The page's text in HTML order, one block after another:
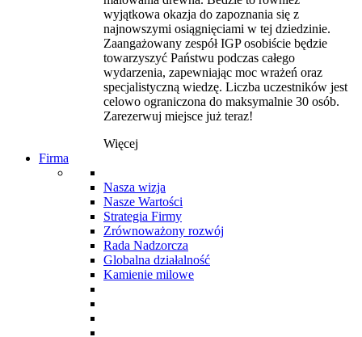
wyjątkowa okazja do zapoznania się z
najnowszymi osiągnięciami w tej dziedzinie.
Zaangażowany zespół IGP osobiście będzie
towarzyszyć Państwu podczas całego
wydarzenia, zapewniając moc wrażeń oraz
specjalistyczną wiedzę. Liczba uczestników jest
celowo ograniczona do maksymalnie 30 osób.
Zarezerwuj miejsce już teraz!
Więcej
Firma
Nasza wizja
Nasze Wartości
Strategia Firmy
Zrównoważony rozwój
Rada Nadzorcza
Globalna działalność
Kamienie milowe